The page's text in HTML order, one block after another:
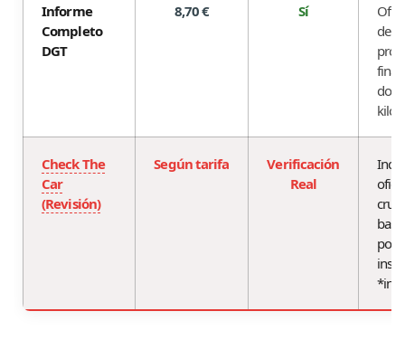
Informe
Completo
DGT
8,70 € Sí
del
Check The
Car
(Revisión)
Según tarifa
Verificación
Real
por
*in